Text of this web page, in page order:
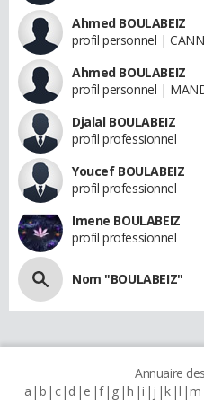
Ahmed BOULABEIZ
profil personnel |
Ahmed BOULABEIZ
profil personnel |
Djalal BOULABEIZ
profil professionnel
Youcef BOULABEIZ
profil professionnel
Imene BOULABEIZ
profil professionnel
Nom "BOULABEIZ"
Annuaire
a b c d e f g h i j k l m